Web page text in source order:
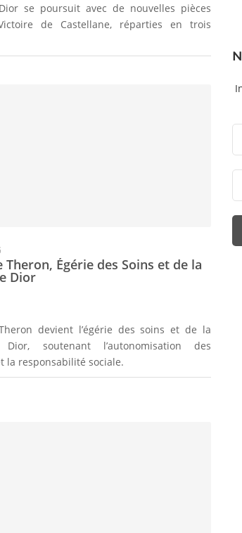
se poursuit avec de nouvelles pièces
de Castellane, réparties en trois
Theron, Égérie des Soins et de la
Dior
devient l’égérie des soins et de la
Dior, soutenant l’autonomisation des
la responsabilité sociale.